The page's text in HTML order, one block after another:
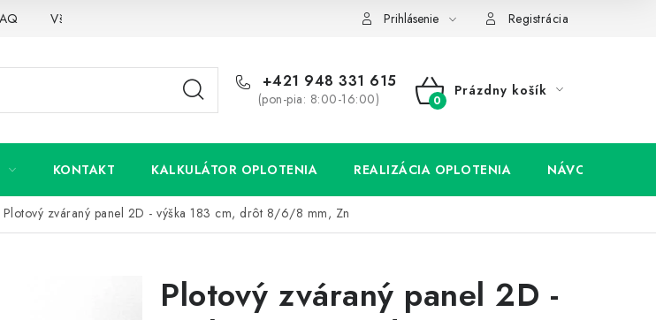
Všetko o súboroch cookies Prihlásenie Registrácia
+421 948 331 615
(pon-pia: 8:00-16:00)
NÁKUPNÝ
Prázdny košík
KONTAKT KALKULÁTOR OPLOTENIA REALIZÁCIA OPLOTENIA NÁVODY
Plotový zváraný panel 2D - výška 183 cm, drôt 8/6/8 mm, Zn
Plotový zváraný panel 2D -